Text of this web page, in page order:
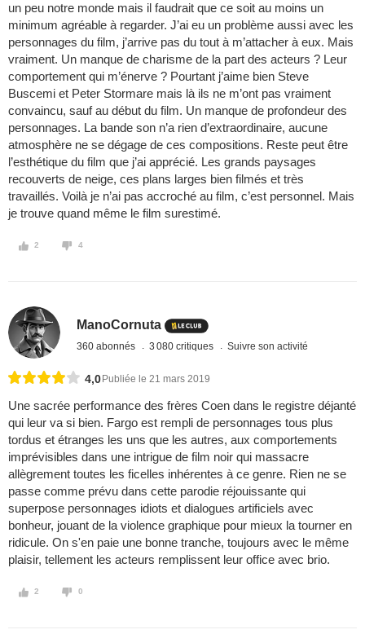
un peu notre monde mais il faudrait que ce soit au moins un
minimum agréable à regarder. J’ai eu un problème aussi avec les
personnages du film, j’arrive pas du tout à m’attacher à eux. Mais
vraiment. Un manque de charisme de la part des acteurs ? Leur
comportement qui m’énerve ? Pourtant j’aime bien Steve
Buscemi et Peter Stormare mais là ils ne m’ont pas vraiment
convaincu, sauf au début du film. Un manque de profondeur des
personnages. La bande son n’a rien d’extraordinaire, aucune
atmosphère ne se dégage de ces compositions. Reste peut être
l’esthétique du film que j’ai apprécié. Les grands paysages
recouverts de neige, ces plans larges bien filmés et très
travaillés. Voilà je n’ai pas accroché au film, c’est personnel. Mais
je trouve quand même le film surestimé.
2 4
ManoCornuta
360 abonnés 3 080 critiques Suivre son activité
4,0 Publiée le 21 mars 2019
Une sacrée performance des frères Coen dans le registre déjanté
qui leur va si bien. Fargo est rempli de personnages tous plus
tordus et étranges les uns que les autres, aux comportements
imprévisibles dans une intrigue de film noir qui massacre
allègrement toutes les ficelles inhérentes à ce genre. Rien ne se
passe comme prévu dans cette parodie réjouissante qui
superpose personnages idiots et dialogues artificiels avec
bonheur, jouant de la violence graphique pour mieux la tourner en
ridicule. On s'en paie une bonne tranche, toujours avec le même
plaisir, tellement les acteurs remplissent leur office avec brio.
2 0